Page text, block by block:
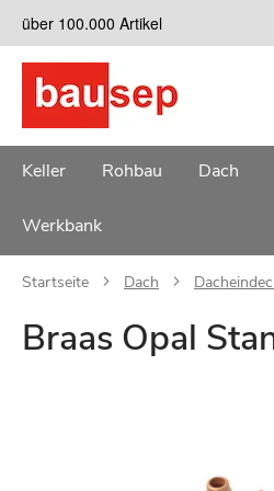
Zum
Inhalt
springen
über 100.000 Artikel
Keller Rohbau Dach
Werkbank
Startseite Dach
Braas Opal